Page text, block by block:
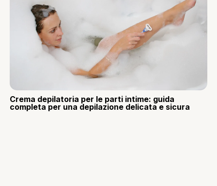
Crema depilatoria per le parti intime: guida
completa per una depilazione delicata e sicura